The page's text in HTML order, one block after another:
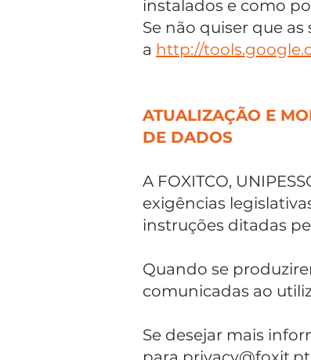
instalados e como
Se não quiser que
a http://
ATUALIZAÇÃO E
DE DADOS
A FOXITCO,
exigências
instruções ditadas
Quando se
comunicadas ao
Se desejar mais